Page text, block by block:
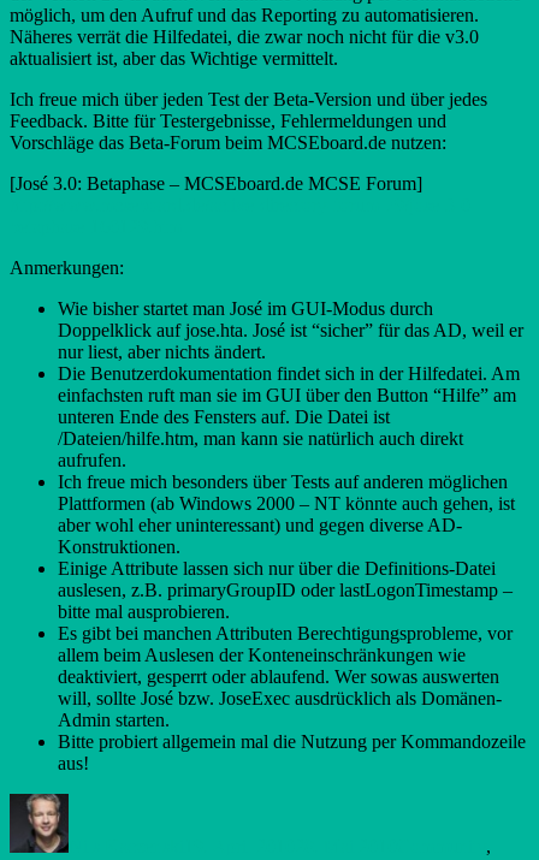
möglich, um den Aufruf und das Reporting zu automatisieren.
Näheres verrät die Hilfedatei, die zwar noch nicht für die v3.0
aktualisiert ist, aber das Wichtige vermittelt.
Ich freue mich über jeden Test der Beta-Version und über jedes
Feedback. Bitte für Testergebnisse, Fehlermeldungen und
Vorschläge das Beta-Forum beim MCSEboard.de nutzen:
[José 3.0: Betaphase – MCSEboard.de MCSE Forum]
Anmerkungen:
Wie bisher startet man José im GUI-Modus durch
Doppelklick auf jose.hta. José ist “sicher” für das AD, weil er
nur liest, aber nichts ändert.
Die Benutzerdokumentation findet sich in der Hilfedatei. Am
einfachsten ruft man sie im GUI über den Button “Hilfe” am
unteren Ende des Fensters auf. Die Datei ist
/Dateien/hilfe.htm, man kann sie natürlich auch direkt
aufrufen.
Ich freue mich besonders über Tests auf anderen möglichen
Plattformen (ab Windows 2000 – NT könnte auch gehen, ist
aber wohl eher uninteressant) und gegen diverse AD-
Konstruktionen.
Einige Attribute lassen sich nur über die Definitions-Datei
auslesen, z.B. primaryGroupID oder lastLogonTimestamp –
bitte mal ausprobieren.
Es gibt bei manchen Attributen Berechtigungsprobleme, vor
allem beim Auslesen der Konteneinschränkungen wie
deaktiviert, gesperrt oder ablaufend. Wer sowas auswerten
will, sollte José bzw. JoseExec ausdrücklich als Domänen-
Admin starten.
Bitte probiert allgemein mal die Nutzung per Kommandozeile
aus!
,